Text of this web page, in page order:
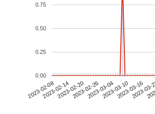
2023-02-082023-02-142023-02-202023-02-262023-03-042023-03-102023-03-16
2023-
0.00
0.25
0.50
0.75